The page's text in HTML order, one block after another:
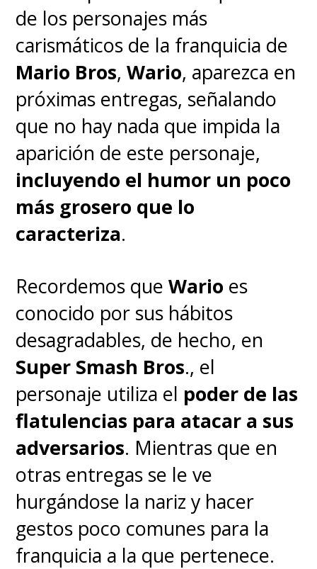
de los personajes más
carismáticos de la franquicia de
Mario Bros,Wario, aparezca en
próximas entregas, señalando
que no hay nada que impida la
aparición de este personaje,
incluyendo el humor un poco
más grosero que lo
caracteriza.
Recordemos queWario es
conocido por sus hábitos
desagradables, de hecho, en
Super Smash Bros., el
personaje utiliza el poder de las
flatulencias para atacar a sus
adversarios. Mientras que en
otras entregas se le ve
hurgándose la nariz y hacer
gestos poco comunes para la
franquicia a la que pertenece.